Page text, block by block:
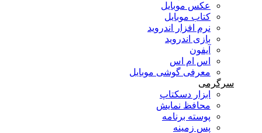
عکس موبایل
کتاب موبایل
نرم افزار اندروید
بازی اندروید
آیفون
اس ام اس
معرفی گوشی موبایل
سرگرمی
ابزار دسکتاپ
محافظ نمایش
پوسته برنامه
پس زمینه